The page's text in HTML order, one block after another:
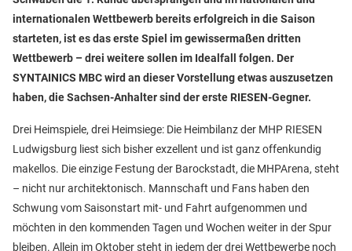
internationalen Wettbewerb bereits erfolgreich in die Saison
starteten, ist es das erste Spiel im gewissermaßen dritten
Wettbewerb – drei weitere sollen im Idealfall folgen. Der
SYNTAINICS MBC wird an dieser Vorstellung etwas auszusetzen
haben, die Sachsen-Anhalter sind der erste RIESEN-Gegner.
Drei Heimspiele, drei Heimsiege: Die Heimbilanz der MHP RIESEN
Ludwigsburg liest sich bisher exzellent und ist ganz offenkundig
makellos. Die einzige Festung der Barockstadt, die MHPArena, steht
– nicht nur architektonisch. Mannschaft und Fans haben den
Schwung vom Saisonstart mit- und Fahrt aufgenommen und
möchten in den kommenden Tagen und Wochen weiter in der Spur
bleiben. Allein im Oktober steht in jedem der drei Wettbewerbe noch